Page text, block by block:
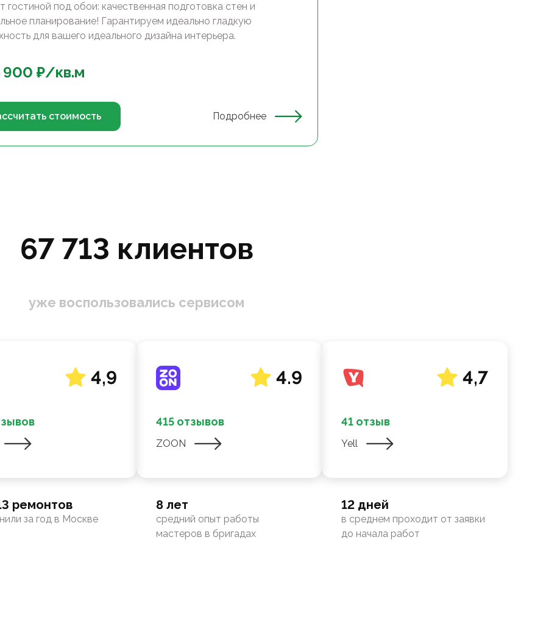
гостиной под обои: качественная подготовка стен и
планирование! Гарантируем идеально гладкую
для вашего идеального дизайна интерьера.
900 ₽/кв.м
стоимость Подробнее
67 713 клиентов
уже воспользовались сервисом
4,9
ремонтов
за год в Москве
4.9
415 отзывов
ZOON
8 лет
средний опыт работы
мастеров в бригадах
4,7
41 отзыв
Yell
12 дней
в среднем проходит от заявки
до начала работ